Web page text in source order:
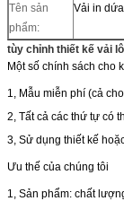
Tên sản
phẩm:
Vải in dứa
tùy chỉnh thiết kế vải
Một số chính sách cho
1, Mẫu miễn phí (cả
2, Tất cả các thứ tự có
3, Sử dụng thiết kế
Ưu thế của chúng tôi
1, Sản phẩm: chất